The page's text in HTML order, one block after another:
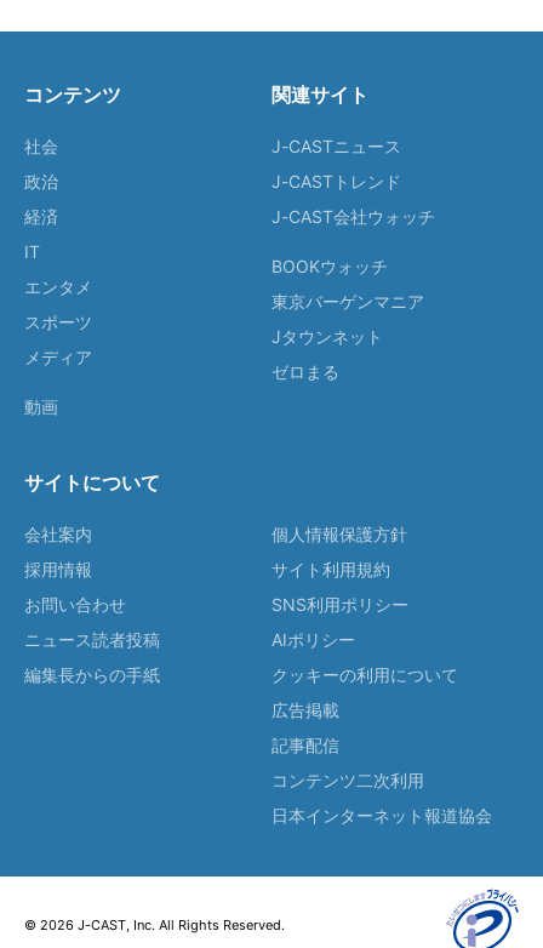
コンテンツ
社会
政治
経済
IT
エンタメ
スポーツ
メディア
動画
関連サイト
J-CASTニュース
J-CASTトレンド
J-CAST会社ウォッチ
BOOKウォッチ
東京バーゲンマニア
Jタウンネット
ゼロまる
サイトについて
会社案内
採用情報
お問い合わせ
ニュース読者投稿
編集長からの手紙
個人情報保護方針
サイト利用規約
SNS利用ポリシー
AIポリシー
クッキーの利用について
広告掲載
記事配信
コンテンツ二次利用
日本インターネット報道協会
© 2026 J-CAST, Inc. All Rights Reserved.